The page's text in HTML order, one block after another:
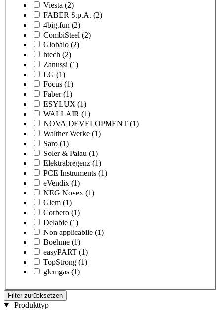
Viesta (2)
FABER S.p.A. (2)
4big.fun (2)
CombiSteel (2)
Globalo (2)
htech (2)
Zanussi (1)
LG (1)
Focus (1)
Faber (1)
ESYLUX (1)
WALLAIR (1)
NOVA DEVELOPMENT (1)
Walther Werke (1)
Saro (1)
Soler & Palau (1)
Elektrabregenz (1)
PCE Instruments (1)
eVendix (1)
NEG Novex (1)
Glem (1)
Corbero (1)
Delabie (1)
Non applicabile (1)
Boehme (1)
easyPART (1)
TopStrong (1)
glemgas (1)
Filter zurücksetzen
Produkttyp